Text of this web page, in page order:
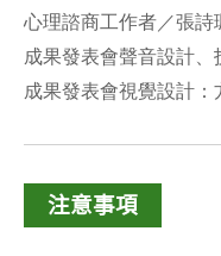
心理諮商工作者／張詩
成果發表會聲音設計、
成果發表會視覺設計：
注意事項